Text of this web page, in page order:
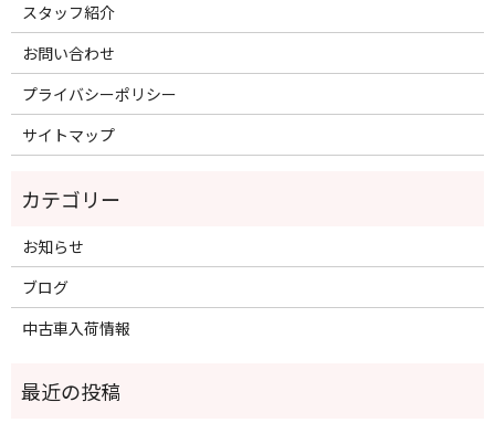
スタッフ紹介
お問い合わせ
プライバシーポリシー
サイトマップ
お知らせ
ブログ
中古車入荷情報